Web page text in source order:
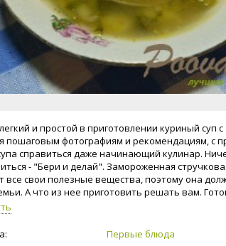
и простой в приготовлении куриный суп
пошаговым фотографиям и рекомендациям, с
справиться даже начинающий кулинар.
- "Бери и делай". Замороженная
все свои полезные вещества, поэтому она
А что из нее приготовить решать вам.
Первые блюда